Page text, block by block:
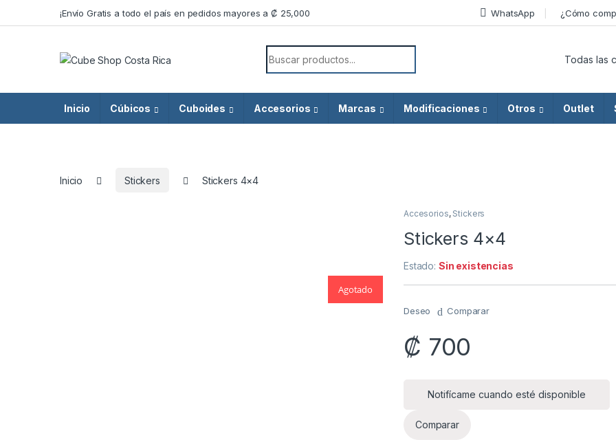
Skip to navigation¡Envío Gratis a todo el país en pedidos mayores a ₡ 25,000 WhatsApp ¿Cómo
Search for:
Inicio Cúbicos Cuboides Accesorios Marcas Modificaciones Otros Outlet
Inicio Stickers Stickers 4×4
Agotado
Accesorios, Stickers
Stickers 4×4
Estado: Sin existencias
Deseo Comparar
₡ 700
Notifícame cuando esté disponible
Comparar